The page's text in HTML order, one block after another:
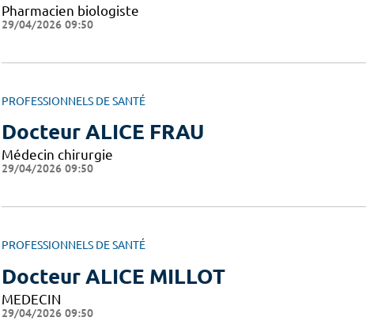
Pharmacien biologiste
29/04/2026 09:50
PROFESSIONNELS DE SANTÉ
Docteur ALICE FRAU
Médecin chirurgie
29/04/2026 09:50
PROFESSIONNELS DE SANTÉ
Docteur ALICE MILLOT
MEDECIN
29/04/2026 09:50